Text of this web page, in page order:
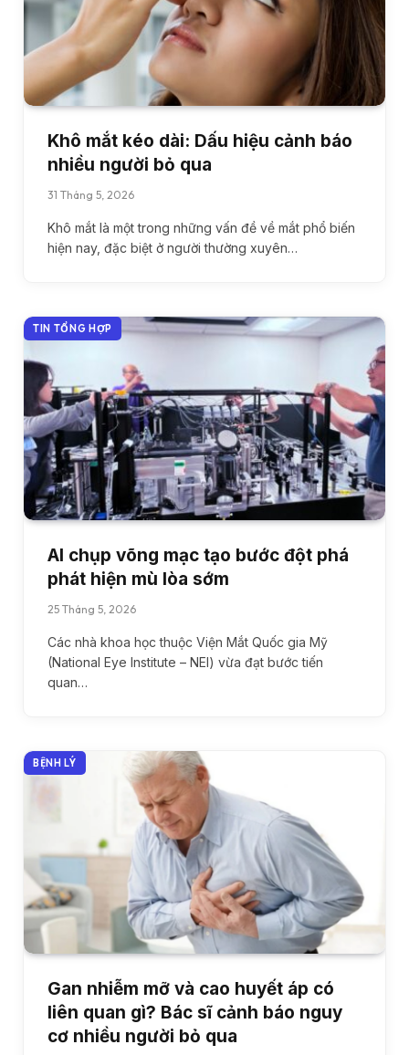
Khô mắt kéo dài: Dấu hiệu cảnh báo
nhiều người bỏ qua
31 Tháng 5, 2026
Khô mắt là một trong những vấn đề về mắt phổ biến
hiện nay, đặc biệt ở người thường xuyên…
TIN TỔNG HỢP
AI chụp võng mạc tạo bước đột phá
phát hiện mù lòa sớm
25 Tháng 5, 2026
Các nhà khoa học thuộc Viện Mắt Quốc gia Mỹ
(National Eye Institute – NEI) vừa đạt bước tiến
quan…
BỆNH LÝ
Gan nhiễm mỡ và cao huyết áp có
liên quan gì? Bác sĩ cảnh báo nguy
cơ nhiều người bỏ qua